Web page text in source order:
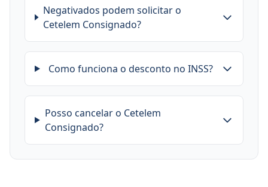
Negativados podem solicitar o
Cetelem Consignado?
Como funciona o desconto no INSS?
Posso cancelar o Cetelem
Consignado?